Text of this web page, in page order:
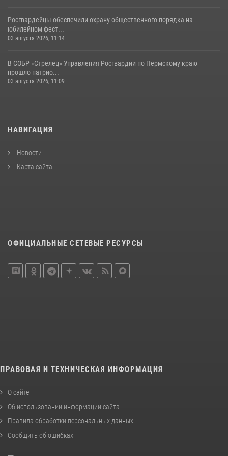
Росгвардейцы обеспечили охрану общественного порядка на
юбилейном фест...
03 августа 2026, 11:14
В СОБР «Стрелец» Управления Росгвардии по Пермскому краю
прошло патрио...
03 августа 2026, 11:09
НАВИГАЦИЯ
Новости
Карта сайта
ОФИЦИАЛЬНЫЕ СЕТЕВЫЕ РЕСУРСЫ
ПРАВОВАЯ И ТЕХНИЧЕСКАЯ ИНФОРМАЦИЯ
О сайте
Об использовании информации сайта
Правила обработки персональных данных
Сообщить об ошибках